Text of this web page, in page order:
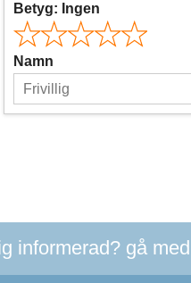
Betyg: Ingen
Namn
informerad? gå